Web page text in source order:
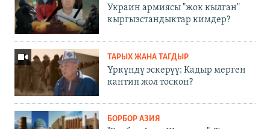
Украин армиясы "жок кылган"
кыргызстандыктар кимдер?
ТАРЫХ ЖАНА ТАГДЫР
Үркүндү эскерүү: Кадыр мерген
кантип жол тоскон?
БОРБОР АЗИЯ